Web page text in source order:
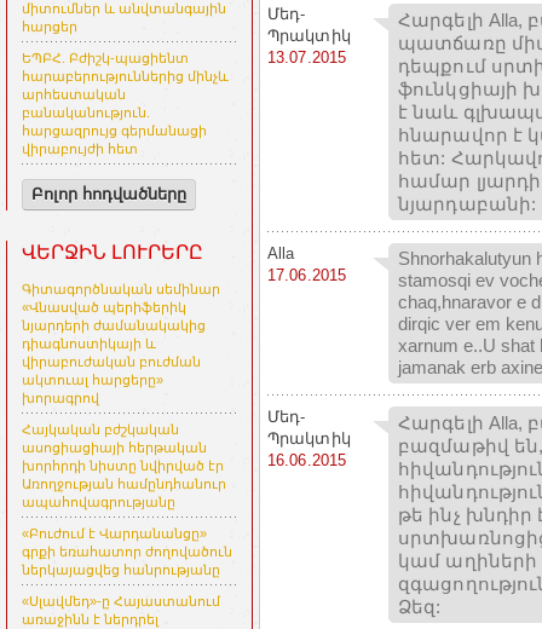
միտումներ և անվտանգային
հարցեր
ԵՊԲՀ. Բժիշկ-պացիենտ
հարաբերություններից մինչև
արհեստական
բանականություն.
հարցազրույց գերմանացի
վիրաբույժի հետ
Բոլոր հոդվածները
ՎԵՐՋԻՆ ԼՈՒՐԵՐԸ
Գիտագործնական սեմինար
«Վնասված պերիֆերիկ
նյարդերի ժամանակակից
դիագնոստիկայի և
վիրաբուժական բուժման
ակտուալ հարցերը»
խորագրով
Հայկական բժշկական
ասոցիացիայի հերթական
խորհրդի նիստը նվիրված էր
Առողջության համընդհանուր
ապահովագրությանը
«Բուժում է Վարդանանցը»
գրքի եռահատոր ժողովածուն
ներկայացվեց հանրությանը
«Սլավմեդ»-ը Հայաստանում
առաջինն է ներդրել
Մեդ-
Պրակտիկ
13.07.2015
Հարգելի
պատճառը
դեպքում
ֆունկցիայի
է նաև
հնարավոր է
հետ:
համար
նյարդաբանի:
Alla
17.06.2015
Shnorhakalutyun
stamosqi ev
chaq,hnaravor e
dirqic ver em
xarnum e..U shat
jamanak erb
Մեդ-
Պրակտիկ
16.06.2015
Հարգելի
բազմաթիվ
թե ինչ խնդիր
կամ աղիների
Ձեզ: